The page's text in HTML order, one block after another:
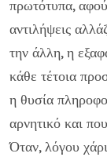
πρωτότυπα,
αντιλήψεις
την άλλη, η
κάθε τέτοια
η θυσία
αρνητικό και
Όταν, λόγου